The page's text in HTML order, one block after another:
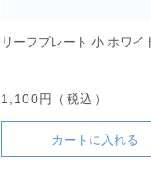
リーフプレート 小 ホワイ
1,100円（税込）
カートに入れる